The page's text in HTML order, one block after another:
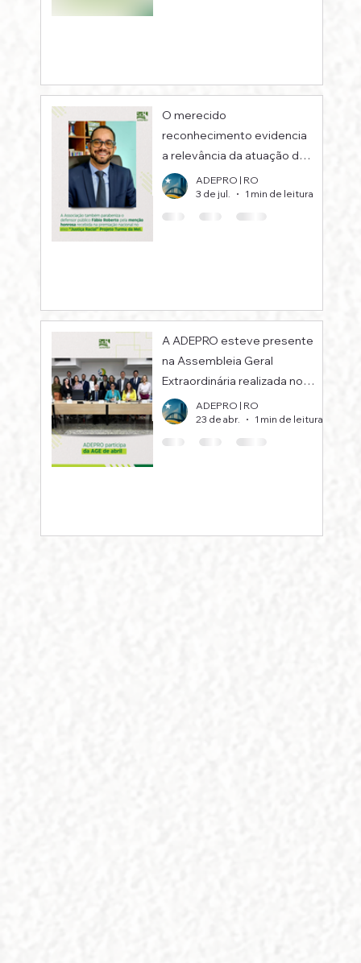
O merecido
reconhecimento evidencia
a relevância da atuação de
defensoras públicas e
defensores públicos na
promoção de direitos
ADEPRO | RO
3 de jul.
1 min de leitura
A ADEPRO esteve presente
na Assembleia Geral
Extraordinária realizada no
mês de abril, na sede da
ANADEP, em Brasília.
ADEPRO | RO
23 de abr.
1 min de leitura